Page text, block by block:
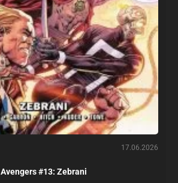
17.06.2026
Avengers #13: Zebrani